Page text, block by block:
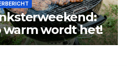
warm wordt het!